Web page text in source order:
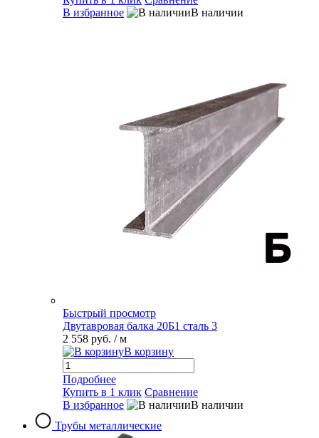
В избранное
В наличии
Быстрый просмотр
Двутавровая балка 20Б1 сталь 3
2 558 руб. / м
В корзину
Подробнее
Купить в 1 клик Сравнение
В избранное
В наличии
Трубы металлические